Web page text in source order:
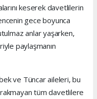
keserek davetlilerin
gece boyunca
anlar yaşarken,
paylaşmanın
ve Tüncar aileleri, bu
tüm davetlilere